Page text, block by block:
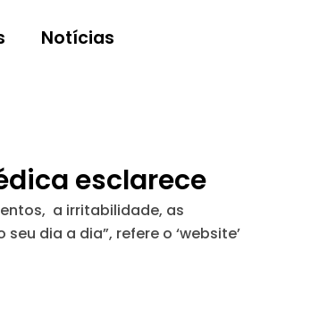
Notícias
esclarece
a irritabilidade, as
dia a dia”, refere o ‘website’